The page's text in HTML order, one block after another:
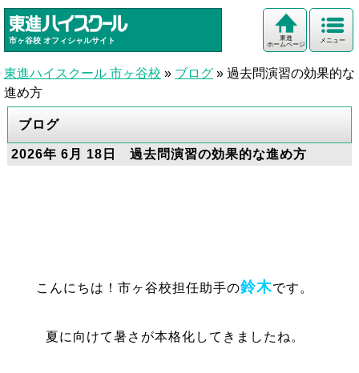
市ヶ谷校 オフィシャルサイト メニュー
東進
ホームページ
東進ハイスクール 市ヶ谷校 » ブログ » 過去問演習の効果的な
進め方
ブログ
2026年 6月 18日 過去問演習の効果的な進め方
こんにちは！市ヶ谷校担任助手の鈴木です。
夏に向けて暑さが本格化してきましたね。